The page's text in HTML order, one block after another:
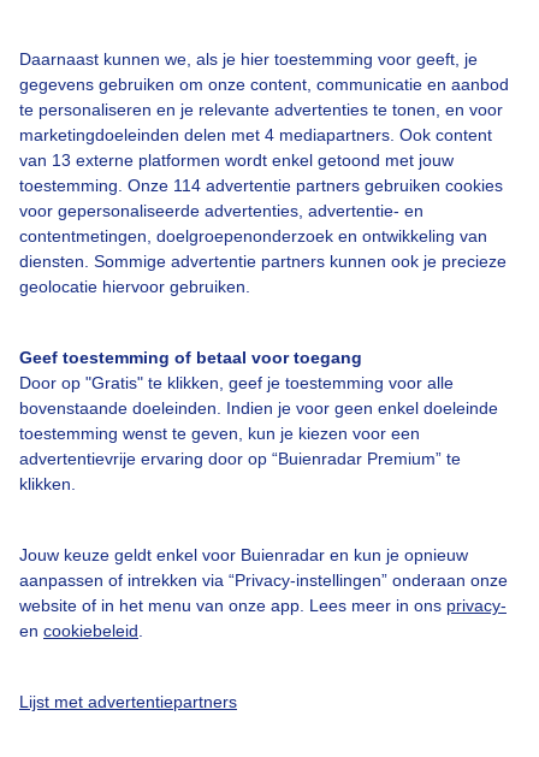
Daarnaast kunnen we, als je hier toestemming voor geeft, je
gegevens gebruiken om onze content, communicatie en aanbod
te personaliseren en je relevante advertenties te tonen, en voor
marketingdoeleinden delen met 4 mediapartners. Ook content
van 13 externe platformen wordt enkel getoond met jouw
toestemming. Onze 114 advertentie partners gebruiken cookies
voor gepersonaliseerde advertenties, advertentie- en
contentmetingen, doelgroepenonderzoek en ontwikkeling van
diensten. Sommige advertentie partners kunnen ook je precieze
geolocatie hiervoor gebruiken.
Geef toestemming of betaal voor toegang
Door op "Gratis" te klikken, geef je toestemming voor alle
bovenstaande doeleinden. Indien je voor geen enkel doeleinde
toestemming wenst te geven, kun je kiezen voor een
advertentievrije ervaring door op “Buienradar Premium” te
klikken.
Jouw keuze geldt enkel voor Buienradar en kun je opnieuw
aanpassen of intrekken via “Privacy-instellingen” onderaan onze
website of in het menu van onze app. Lees meer in ons privacy-
en cookiebeleid
Lijst met advertentiepartners
Een moment geduld aub...
Over Buienradar
Contact
Toegankelijkheid
Gebruikersvoorwaarden
Buienradar Team
Privacy beleid
Cookie beleid
Gratis weerdata